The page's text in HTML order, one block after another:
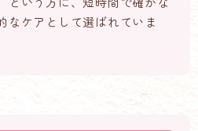
なケアとして選ばれていま